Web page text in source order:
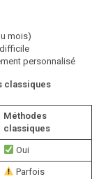
mois)
personnalisé
classiques
Méthodes
classiques
Oui
Parfois